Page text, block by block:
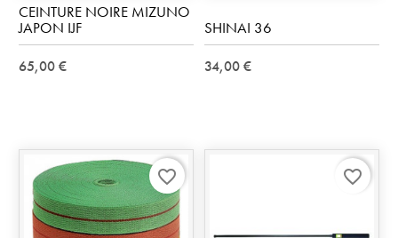
CEINTURE NOIRE MIZUNO
JAPON IJF
65,00 €
SHINAI 36
34,00 €
favorite_border favorite_border